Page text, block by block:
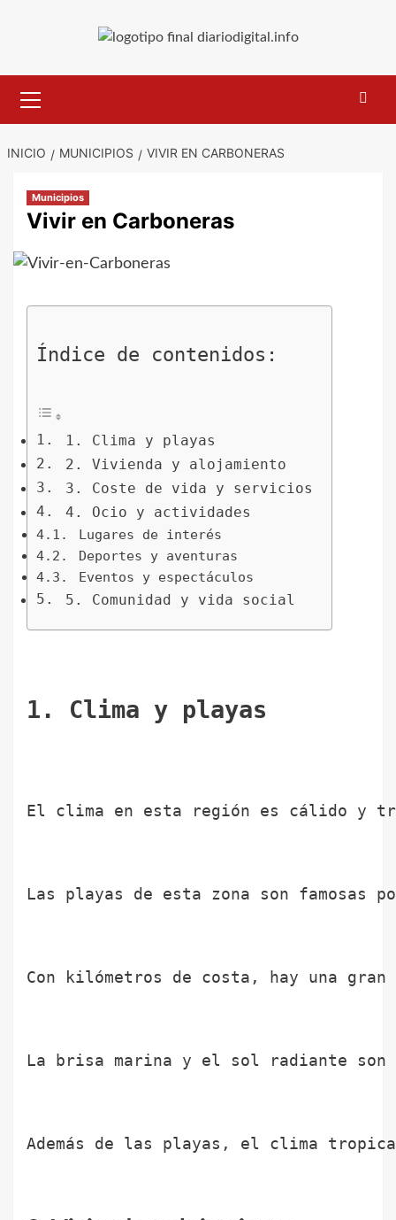
primario
INICIO MUNICIPIOS VIVIR EN CARBONERAS
Municipios
Vivir en Carboneras
Índice de contenidos:
1. Clima y playas
2. Vivienda y alojamiento
3. Coste de vida y servicios
4. Ocio y actividades
Lugares de interés
Deportes y aventuras
Eventos y espectáculos
5. Comunidad y vida social
1. Clima y playas
El clima en esta región es cálido y
Las playas de esta zona son
Con kilómetros de costa, hay una
La brisa marina y el sol radiante son
Además de las playas, el clima